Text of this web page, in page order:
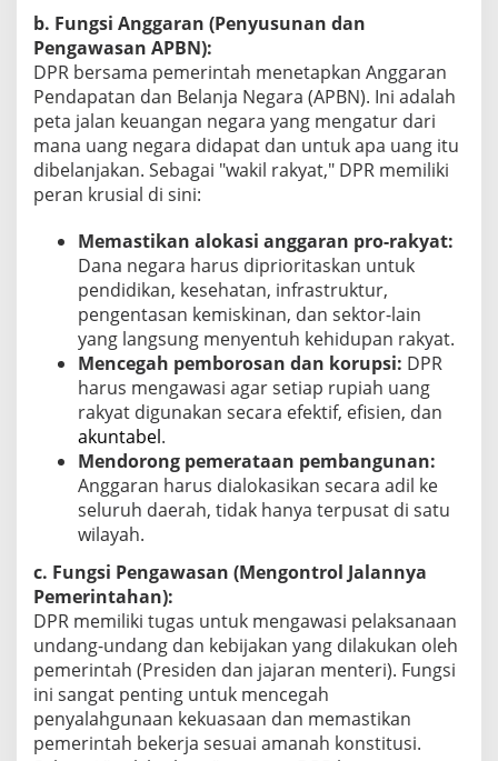
b. Fungsi Anggaran (Penyusunan dan
Pengawasan APBN):
DPR bersama pemerintah menetapkan Anggaran
Pendapatan dan Belanja Negara (APBN). Ini adalah
peta jalan keuangan negara yang mengatur dari
mana uang negara didapat dan untuk apa uang itu
dibelanjakan. Sebagai "wakil rakyat," DPR memiliki
peran krusial di sini:
Memastikan alokasi anggaran pro-rakyat:
Dana negara harus diprioritaskan untuk
pendidikan, kesehatan, infrastruktur,
pengentasan kemiskinan, dan sektor-lain
yang langsung menyentuh kehidupan rakyat.
Mencegah pemborosan dan korupsi: DPR
harus mengawasi agar setiap rupiah uang
rakyat digunakan secara efektif, efisien, dan
akuntabel.
Mendorong pemerataan pembangunan:
Anggaran harus dialokasikan secara adil ke
seluruh daerah, tidak hanya terpusat di satu
wilayah.
c. Fungsi Pengawasan (Mengontrol Jalannya
Pemerintahan):
DPR memiliki tugas untuk mengawasi pelaksanaan
undang-undang dan kebijakan yang dilakukan oleh
pemerintah (Presiden dan jajaran menteri). Fungsi
ini sangat penting untuk mencegah
penyalahgunaan kekuasaan dan memastikan
pemerintah bekerja sesuai amanah konstitusi.